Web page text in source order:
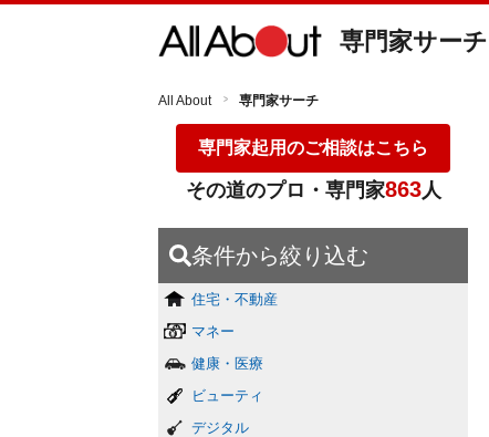
専門家サーチ
All About 専門家サーチ
専門家起用のご相談はこちら
その道のプロ・専門家863人
条件から絞り込む
住宅・不動産
マネー
健康・医療
ビューティ
デジタル